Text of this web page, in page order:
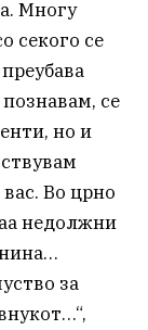
Многу
секого се
се
но и
Во црно
недолжни
за